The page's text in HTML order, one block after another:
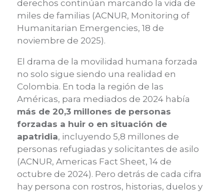
derechos continúan marcando la vida de
miles de familias (ACNUR, Monitoring of
Humanitarian Emergencies, 18 de
noviembre de 2025).
El drama de la movilidad humana forzada
no solo sigue siendo una realidad en
Colombia. En toda la región de las
Américas, para mediados de 2024 había
más de 20,3 millones de personas
forzadas a huir o en situación de
apatridia, incluyendo 5,8 millones de
personas refugiadas y solicitantes de asilo
(ACNUR, Americas Fact Sheet, 14 de
octubre de 2024). Pero detrás de cada cifra
hay persona con rostros, historias, duelos y